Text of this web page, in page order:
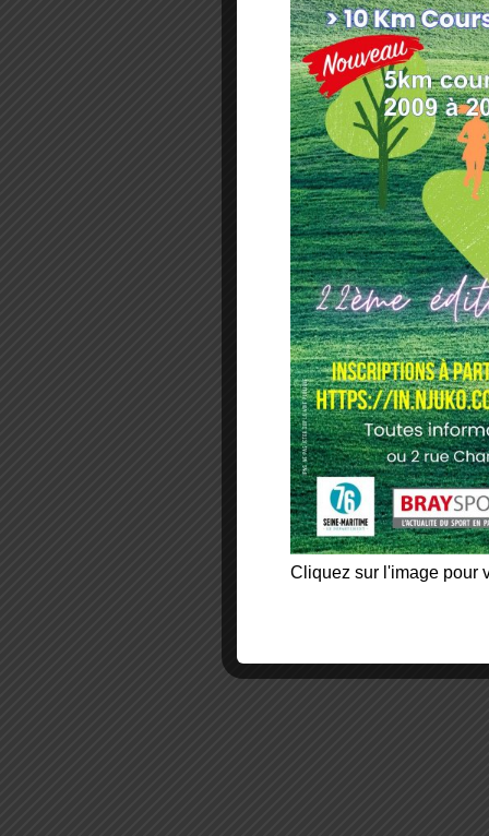
Cliquez sur l'image pour